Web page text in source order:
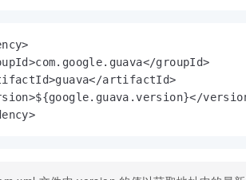
groupId>
artifactId>